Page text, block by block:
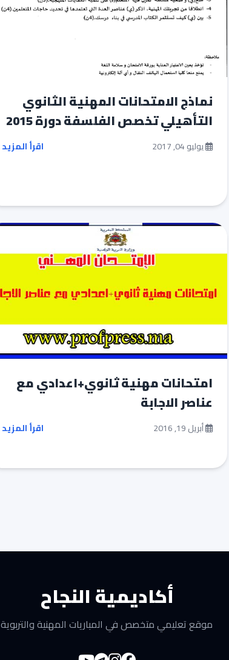
نماذج الامتحانات المهنية الثانوي
التأهيلي تخصص الفلسفة دورة 2015
يوليو 04, 2017 اقرأ المزيد
امتحانات مهنية ثانوي+اعدادي مع
عناصر الاجابة
أبريل 19, 2016 اقرأ المزيد
أكاديمية النجاح
موقع تعليمي متخصص في المباريات المهنية والتربوية